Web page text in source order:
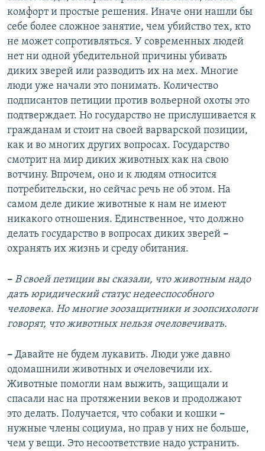
комфорт и простые решения. Иначе они нашли бы
себе более сложное занятие, чем убийство тех, кто
не может сопротивляться. У современных людей
нет ни одной убедительной причины убивать
диких зверей или разводить их на мех. Многие
люди уже начали это понимать. Количество
подписантов петиции против вольерной охоты это
подтверждает. Но государство не прислушивается к
гражданам и стоит на своей варварской позиции,
как и во многих других вопросах. Государство
смотрит на мир диких животных как на свою
вотчину. Впрочем, оно и к людям относится
потребительски, но сейчас речь не об этом. На
самом деле дикие животные к нам не имеют
никакого отношения. Единственное, что должно
делать государство в вопросах диких зверей –
охранять их жизнь и среду обитания.
– В своей петиции вы сказали, что животным надо
дать юридический статус недееспособного
человека. Но многие зоозащитники и зоопсихологи
говорят, что животных нельзя очеловечивать.
– Давайте не будем лукавить. Люди уже давно
одомашнили животных и очеловечили их.
Животные помогли нам выжить, защищали и
спасали нас на протяжении веков и продолжают
это делать. Получается, что собаки и кошки –
нужные члены социума, но прав у них не больше,
чем у вещи. Это несоответствие надо устранить.